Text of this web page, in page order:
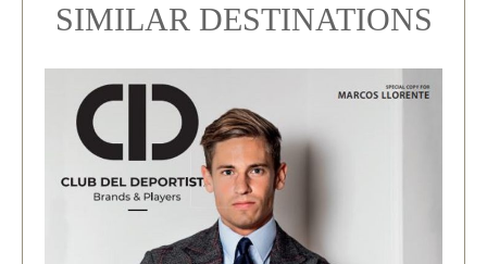
SIMILAR DESTINATIONS